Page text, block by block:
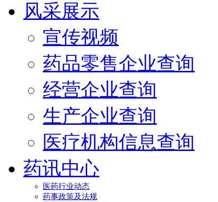
风采展示
宣传视频
药品零售企业查询
经营企业查询
生产企业查询
医疗机构信息查询
药讯中心
医药行业动态
药事政策及法规